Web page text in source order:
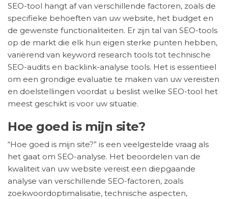
SEO-tool hangt af van verschillende factoren, zoals de
specifieke behoeften van uw website, het budget en
de gewenste functionaliteiten. Er zijn tal van SEO-tools
op de markt die elk hun eigen sterke punten hebben,
variërend van keyword research tools tot technische
SEO-audits en backlink-analyse tools. Het is essentieel
om een grondige evaluatie te maken van uw vereisten
en doelstellingen voordat u beslist welke SEO-tool het
meest geschikt is voor uw situatie.
Hoe goed is mijn site?
“Hoe goed is mijn site?” is een veelgestelde vraag als
het gaat om SEO-analyse. Het beoordelen van de
kwaliteit van uw website vereist een diepgaande
analyse van verschillende SEO-factoren, zoals
zoekwoordoptimalisatie, technische aspecten,